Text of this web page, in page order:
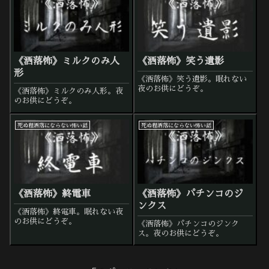
《洒落怖》ミルクのみ人
形
《洒落怖》ミルクのみ人形。夜
のお供にどうぞ。
《洒落怖》笑う遺影
《洒落怖》笑う遺影。眠れない
夜のお供にどうぞ。
死ぬ程洒落にならない怖い話
《洒落怖》終電車
《洒落怖》終電車。眠れない夜
のお供にどうぞ。
死ぬ程洒落にならない怖い話
《洒落怖》パチンコのジ
ンクス
《洒落怖》パチンコのジンク
ス。夜のお供にどうぞ。